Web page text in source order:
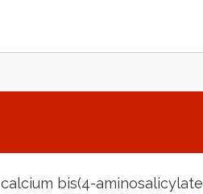
calcium bis(4-aminosalicylate